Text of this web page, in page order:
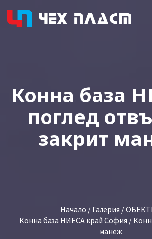
Конна база
поглед
закрит
Начало / Галерия /
Конна база НИЕСА край София /
манеж